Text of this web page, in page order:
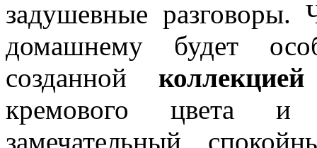
задушевные разговоры.
домашнему будет
созданной
кремового цвета
замечательный